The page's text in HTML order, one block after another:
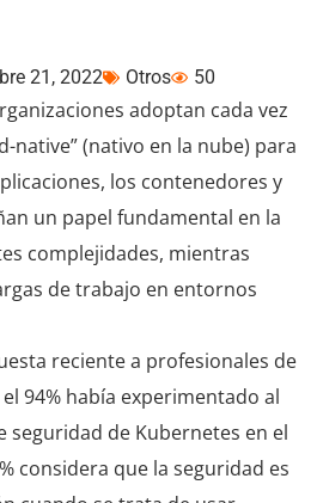
21, 2022 Otros 50
adoptan cada vez
native” (nativo en la nube) para
los contenedores y
un papel fundamental en la
complejidades, mientras
de trabajo en entornos
reciente a profesionales de
94% había experimentado al
seguridad de Kubernetes en el
considera que la seguridad es